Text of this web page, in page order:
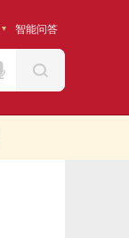
智能问答